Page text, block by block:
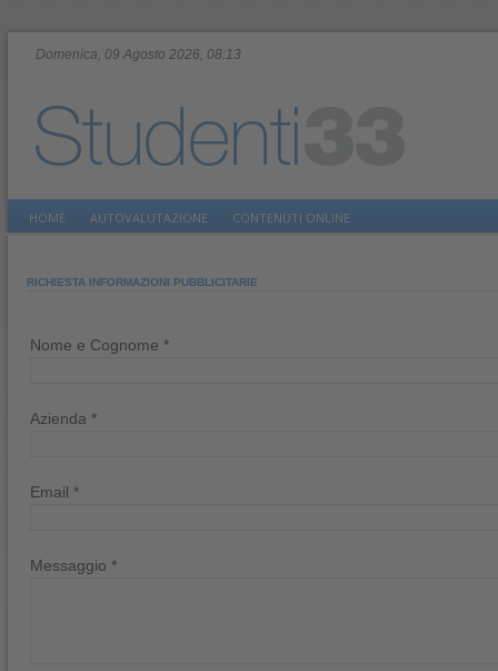
Domenica, 09 Agosto 2026, 08:13
HOME AUTOVALUTAZIONE CONTENUTI ONLINE
RICHIESTA INFORMAZIONI PUBBLICITARIE
Nome e Cognome *
Azienda *
Email *
Messaggio *